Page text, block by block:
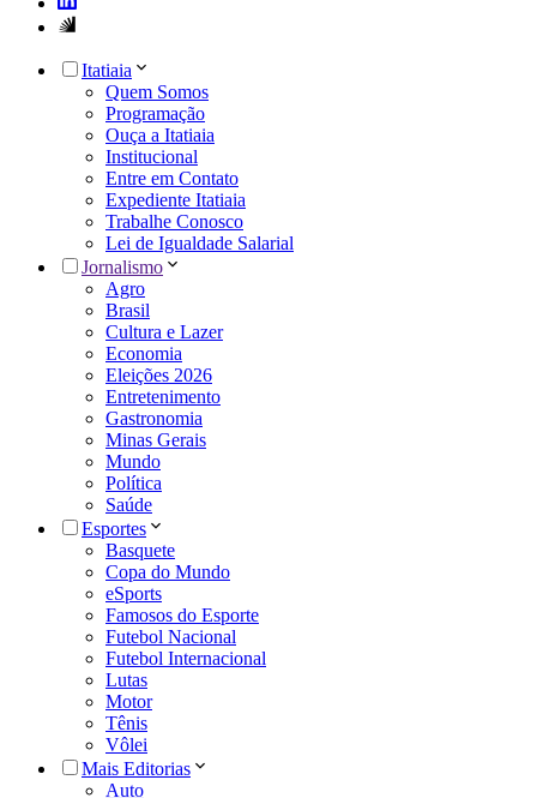
Itatiaia
Quem Somos
Programação
Ouça a Itatiaia
Institucional
Entre em Contato
Expediente Itatiaia
Trabalhe Conosco
Lei de Igualdade Salarial
Jornalismo
Agro
Brasil
Cultura e Lazer
Economia
Eleições 2026
Entretenimento
Gastronomia
Minas Gerais
Mundo
Política
Saúde
Esportes
Basquete
Copa do Mundo
eSports
Famosos do Esporte
Futebol Nacional
Futebol Internacional
Lutas
Motor
Tênis
Vôlei
Mais Editorias
Auto